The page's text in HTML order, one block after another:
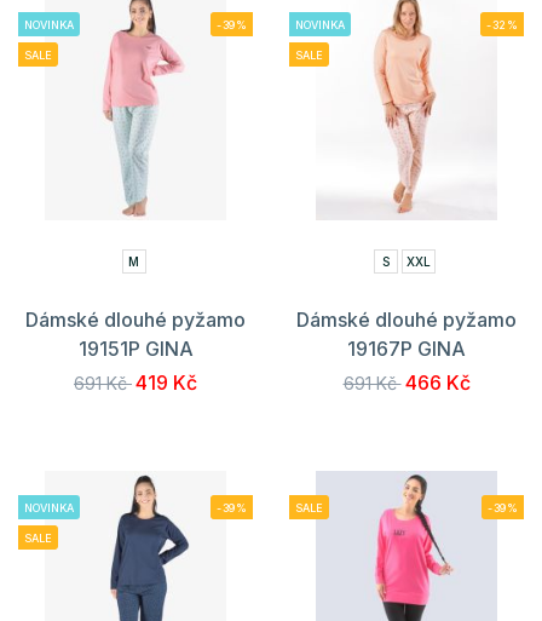
NOVINKA
SALE
-39%
M
Dámské dlouhé pyžamo
19151P GINA
691 Kč419 Kč
NOVINKA
SALE
-32%
S XXL
Dámské dlouhé pyžamo
19167P GINA
691 Kč 466 Kč
NOVINKA
SALE
-39% SALE -39%